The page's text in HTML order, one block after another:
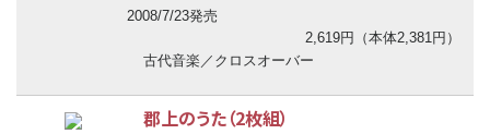
2008/7/23発売
2,619円（本体2,381円）
古代音楽／クロスオーバー
郡上のうた（2枚組）